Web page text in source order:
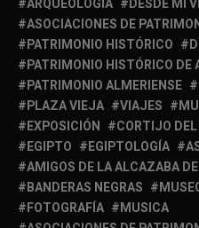
ARQUEOLOGÍA
DESDE MI
ASOCIACIONES DE
PATRIMONIO HISTÓRICO
PATRIMONIO HISTÓRICO DE
PATRIMONIO ALMERIENSE
PLAZA VIEJA
VIAJES
EXPOSICIÓN
CORTIJO
EGIPTO
EGIPTOLOGÍA
AMIGOS DE LA ALCAZABA
BANDERAS NEGRAS
FOTOGRAFÍA
MUSICA